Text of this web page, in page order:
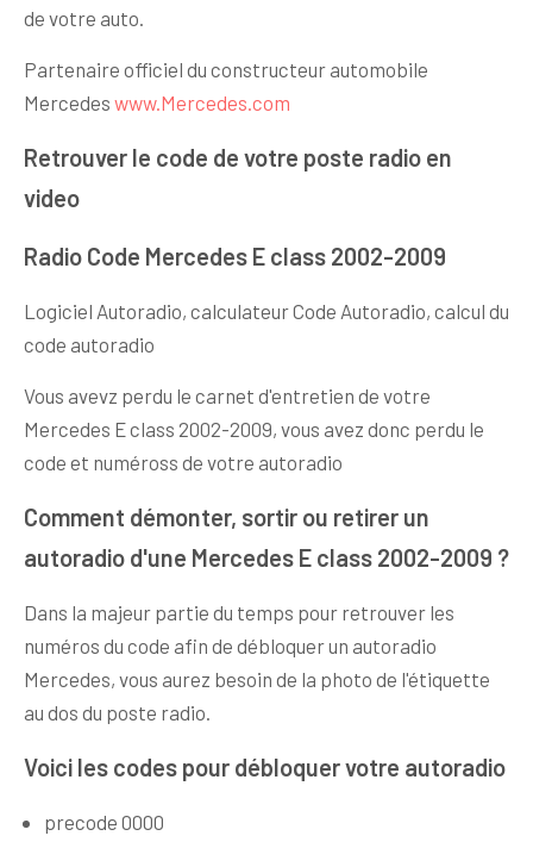
de votre auto.
Partenaire officiel du constructeur automobile
Mercedes www.Mercedes.com
Retrouver le code de votre poste radio en
video
Radio Code Mercedes E class 2002-2009
Logiciel Autoradio, calculateur Code Autoradio, calcul du
code autoradio
Vous avevz perdu le carnet d'entretien de votre
Mercedes E class 2002-2009, vous avez donc perdu le
code et numéross de votre autoradio
Comment démonter, sortir ou retirer un
autoradio d'une Mercedes E class 2002-2009 ?
Dans la majeur partie du temps pour retrouver les
numéros du code afin de débloquer un autoradio
Mercedes, vous aurez besoin de la photo de l'étiquette
au dos du poste radio.
Voici les codes pour débloquer votre autoradio
precode 0000